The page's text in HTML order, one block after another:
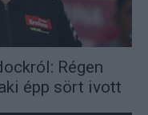
Régen
épp sört ivott